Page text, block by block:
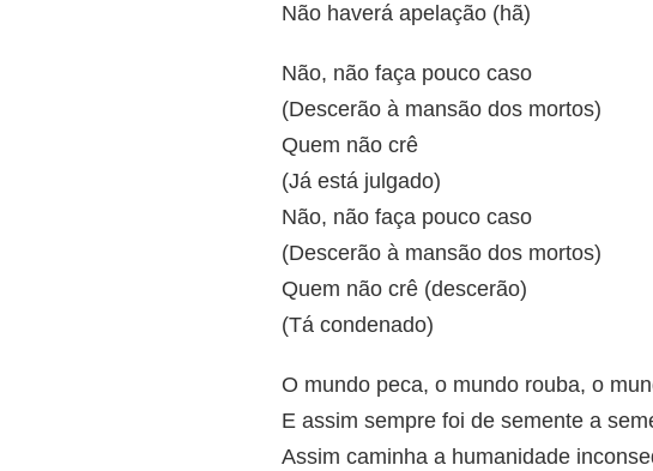
Não haverá apelação (hã)
Não, não faça pouco caso
(Descerão à mansão dos mortos)
Quem não crê
(Já está julgado)
Não, não faça pouco caso
(Descerão à mansão dos mortos)
Quem não crê (descerão)
(Tá condenado)
O mundo peca, o mundo rouba, o
E assim sempre foi de semente a
Assim caminha a humanidade